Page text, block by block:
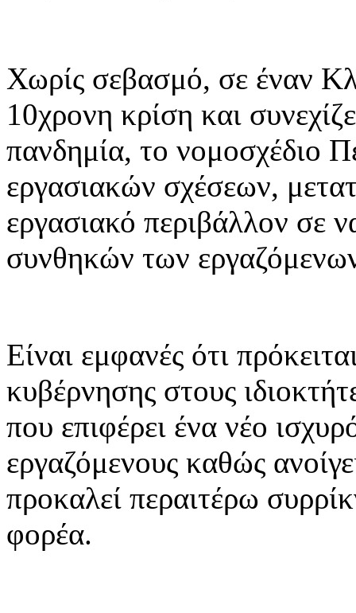
Χωρίς σεβασμό, σε έναν
10χρονη κρίση και
πανδημία, το νομοσχέδιο
εργασιακών σχέσεων,
εργασιακό περιβάλλον σε
συνθηκών των
Είναι εμφανές ότι
κυβέρνησης στους
που επιφέρει ένα νέο
εργαζόμενους καθώς
προκαλεί περαιτέρω
φορέα.